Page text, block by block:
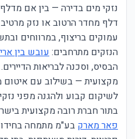
נזקי מים בדירה — בין אם
דלף מחדר הרטוב או נזק
עמוקים בריצוף, במרווחים
הנזקים מתרחבים: עובש בין
הבסיס, וסכנה לבריאות
מקצועית — בשילוב עם
לשיקום קבוע ולהגנה מפני
בתור חברת רובה מקצועית בישראל עם 20
פאר מארק בע"מ מתמחה